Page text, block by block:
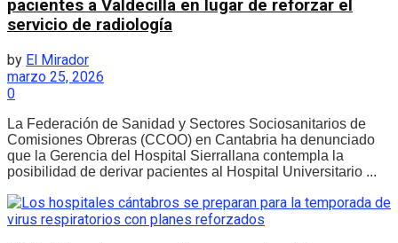
pacientes a Valdecilla en lugar de reforzar el
servicio de radiología
by El Mirador
marzo 25, 2026
0
La Federación de Sanidad y Sectores Sociosanitarios de
Comisiones Obreras (CCOO) en Cantabria ha denunciado
que la Gerencia del Hospital Sierrallana contempla la
posibilidad de derivar pacientes al Hospital Universitario ...